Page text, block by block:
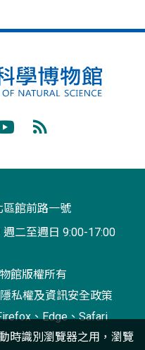
閱
館前路一號
週二至週日 9:00-17:00
館版權所有
隱私權及資訊安全政策
、Edge、Safari
時識別瀏覽器之用，瀏覽